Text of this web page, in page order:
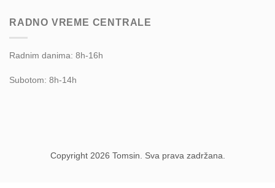
RADNO VREME CENTRALE
Radnim danima: 8h-16h
Subotom: 8h-14h
Copyright 2026 Tomsin. Sva prava zadržana.